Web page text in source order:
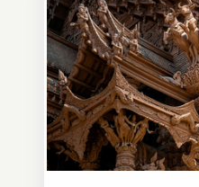
África, un
experiencia de
diferente.